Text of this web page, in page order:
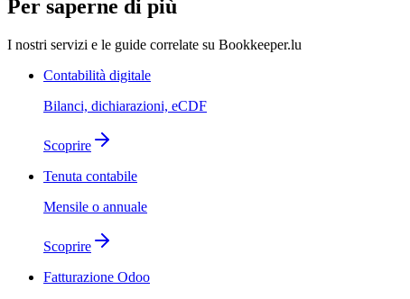
Per saperne di più
I nostri servizi e le guide correlate su Bookkeeper.lu
Contabilità digitale
Bilanci, dichiarazioni, eCDF
Scoprire
Tenuta contabile
Mensile o annuale
Scoprire
Fatturazione Odoo